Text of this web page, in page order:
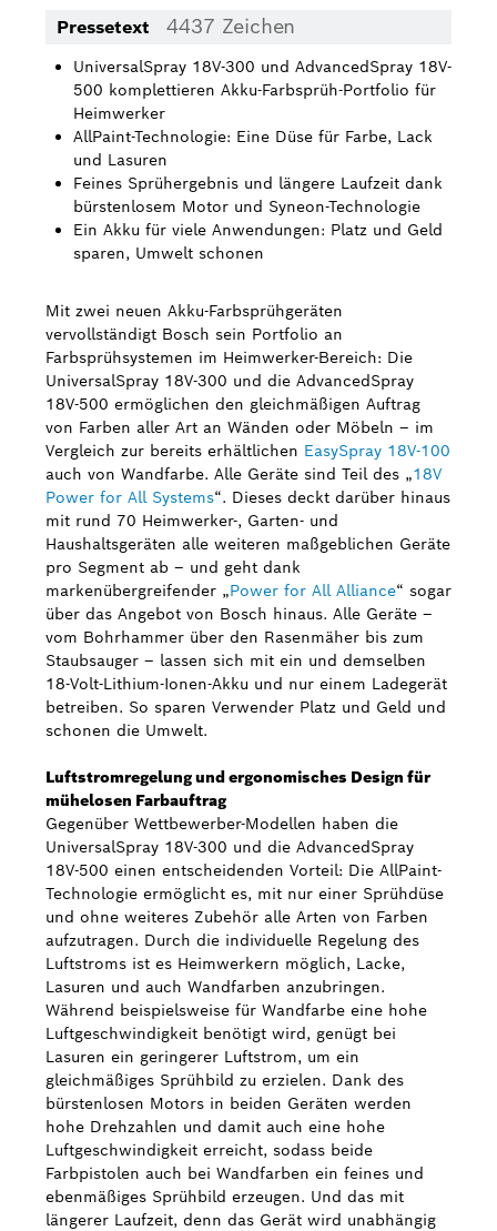
Karriere bei Bosch in Österreich
Bosch Weltweit
Kontakt
Pressetext 4437 Zeichen
UniversalSpray 18V-300 und AdvancedSpray 18V-
500 komplettieren Akku-Farbsprüh-Portfolio für
Heimwerker
AllPaint-Technologie: Eine Düse für Farbe, Lack
und Lasuren
Feines Sprühergebnis und längere Laufzeit dank
bürstenlosem Motor und Syneon-Technologie
Ein Akku für viele Anwendungen: Platz und Geld
sparen, Umwelt schonen
Mit zwei neuen Akku-Farbsprühgeräten
vervollständigt Bosch sein Portfolio an
Farbsprühsystemen im Heimwerker-Bereich: Die
UniversalSpray 18V-300 und die AdvancedSpray
18V-500 ermöglichen den gleichmäßigen Auftrag
von Farben aller Art an Wänden oder Möbeln – im
Vergleich zur bereits erhältlichen EasySpray 18V-100
auch von Wandfarbe. Alle Geräte sind Teil des „18V
Power for All Systems“. Dieses deckt darüber hinaus
mit rund 70 Heimwerker-, Garten- und
Haushaltsgeräten alle weiteren maßgeblichen Geräte
pro Segment ab – und geht dank
markenübergreifender „Power for All Alliance“ sogar
über das Angebot von Bosch hinaus. Alle Geräte –
vom Bohrhammer über den Rasenmäher bis zum
Staubsauger – lassen sich mit ein und demselben
18-Volt-Lithium-Ionen-Akku und nur einem Ladegerät
betreiben. So sparen Verwender Platz und Geld und
schonen die Umwelt.
Luftstromregelung und ergonomisches Design für
mühelosen Farbauftrag
Gegenüber Wettbewerber-Modellen haben die
UniversalSpray 18V-300 und die AdvancedSpray
18V-500 einen entscheidenden Vorteil: Die AllPaint-
Technologie ermöglicht es, mit nur einer Sprühdüse
und ohne weiteres Zubehör alle Arten von Farben
aufzutragen. Durch die individuelle Regelung des
Luftstroms ist es Heimwerkern möglich, Lacke,
Lasuren und auch Wandfarben anzubringen.
Während beispielsweise für Wandfarbe eine hohe
Luftgeschwindigkeit benötigt wird, genügt bei
Lasuren ein geringerer Luftstrom, um ein
gleichmäßiges Sprühbild zu erzielen. Dank des
bürstenlosen Motors in beiden Geräten werden
hohe Drehzahlen und damit auch eine hohe
Luftgeschwindigkeit erreicht, sodass beide
Farbpistolen auch bei Wandfarben ein feines und
ebenmäßiges Sprühbild erzeugen. Und das mit
längerer Laufzeit, denn das Gerät wird unabhängig